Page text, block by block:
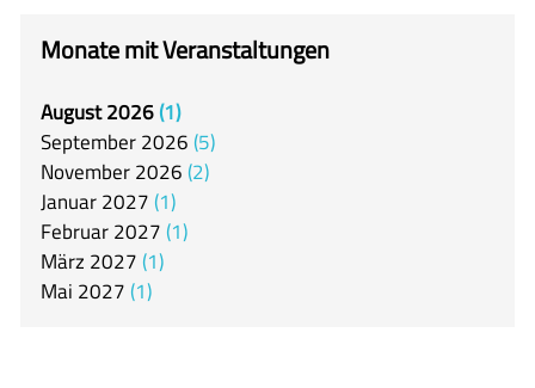
Offener Ganztag
Mensa
Unsere Schulgemeinschaft
Kontakt
🇬🇧
Monate mit Veranstaltungen
August2026 1
September2026 5
November2026 2
Januar2027 1
Februar2027 1
März 2027 1
Mai 2027 1